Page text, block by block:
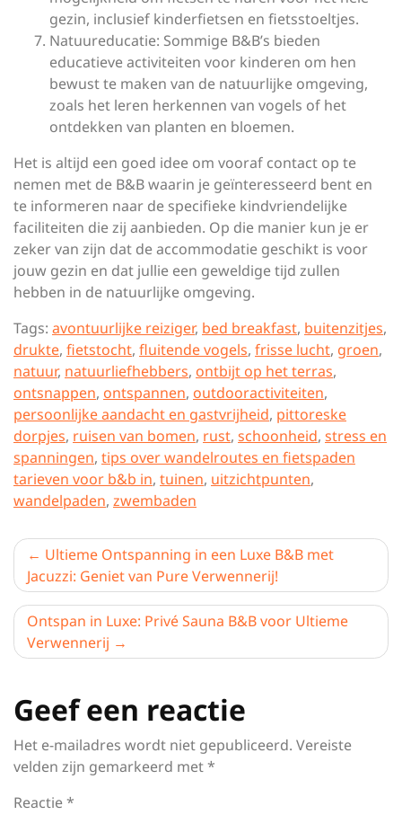
gezin, inclusief kinderfietsen en fietsstoeltjes.
Natuureducatie: Sommige B&B’s bieden
educatieve activiteiten voor kinderen om hen
bewust te maken van de natuurlijke omgeving,
zoals het leren herkennen van vogels of het
ontdekken van planten en bloemen.
Het is altijd een goed idee om vooraf contact op te
nemen met de B&B waarin je geïnteresseerd bent en
te informeren naar de specifieke kindvriendelijke
faciliteiten die zij aanbieden. Op die manier kun je er
zeker van zijn dat de accommodatie geschikt is voor
jouw gezin en dat jullie een geweldige tijd zullen
hebben in de natuurlijke omgeving.
Tags: avontuurlijke reiziger, bed breakfast, buitenzitjes,
drukte, fietstocht, fluitende vogels, frisse lucht, groen,
natuur, natuurliefhebbers, ontbijt op het terras,
ontsnappen, ontspannen, outdooractiviteiten,
persoonlijke aandacht en gastvrijheid, pittoreske
dorpjes, ruisen van bomen, rust, schoonheid, stress en
spanningen, tips over wandelroutes en fietspaden
tarieven voor b&b in, tuinen, uitzichtpunten,
wandelpaden, zwembaden
Berichtnavigatie
Ultieme Ontspanning in een Luxe B&B met
Jacuzzi: Geniet van Pure Verwennerij!
Ontspan in Luxe: Privé Sauna B&B voor Ultieme
Verwennerij
Geef een reactie
Het e-mailadres wordt niet gepubliceerd. Vereiste
velden zijn gemarkeerd met*
Reactie*